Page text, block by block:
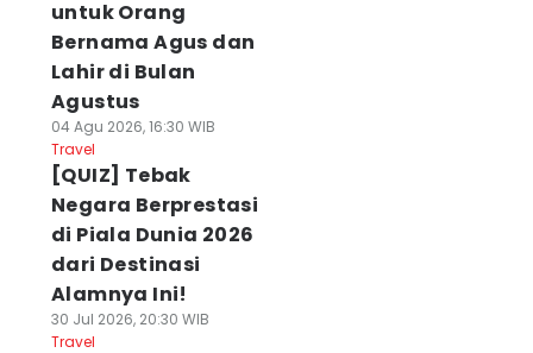
untuk Orang
Bernama Agus dan
Lahir di Bulan
Agustus
04 Agu 2026, 16:30 WIB
Travel
[QUIZ] Tebak
Negara Berprestasi
di Piala Dunia 2026
dari Destinasi
Alamnya Ini!
30 Jul 2026, 20:30 WIB
Travel